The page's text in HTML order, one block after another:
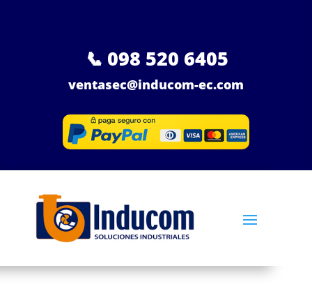
📞 098 520 6405
ventasec@inducom-ec.com